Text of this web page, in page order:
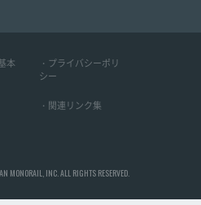
本
・プライバシーポリ
シー
・関連リンク集
MONORAIL, INC. ALL RIGHTS RESERVED.